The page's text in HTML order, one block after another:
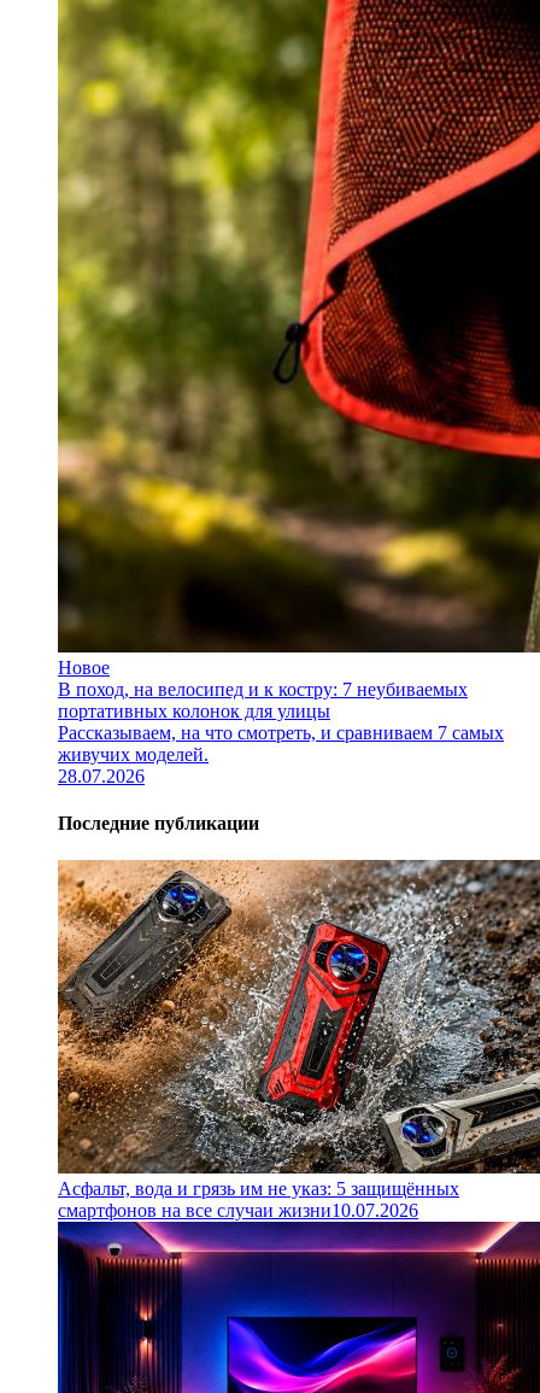
Новое
В поход, на велосипед и к костру: 7 неубиваемых
портативных колонок для улицы
Рассказываем, на что смотреть, и сравниваем 7 самых
живучих моделей.
28.07.2026
Последние публикации
Асфальт, вода и грязь им не указ: 5 защищённых
смартфонов на все случаи жизни10.07.2026